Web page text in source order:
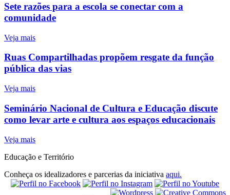
Sete razões para a escola se conectar com a
comunidade
Veja mais
Ruas Compartilhadas propõem resgate da função
pública das vias
Veja mais
Seminário Nacional de Cultura e Educação discute
como levar arte e cultura aos espaços educacionais
Veja mais
Educação e Território
Conheça os idealizadores e parcerias da iniciativa aqui.